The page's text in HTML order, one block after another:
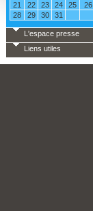
21
22 23 24 25 26
28
29 30 31
L'espace presse
Liens utiles